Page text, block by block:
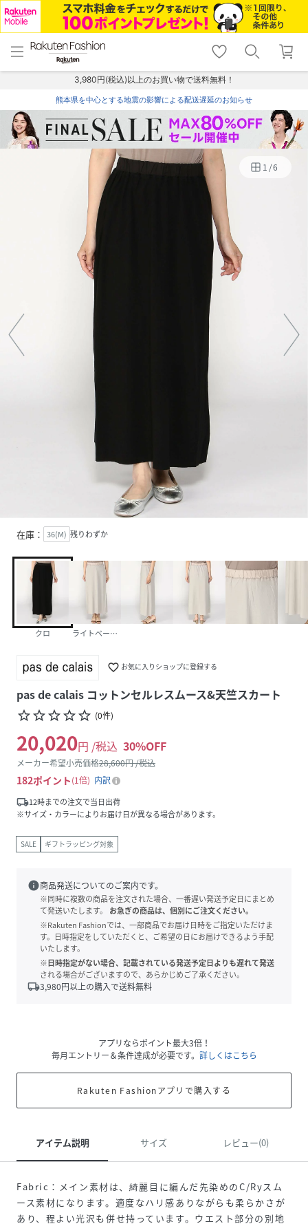
menu home
トップ
shopping_cart lock_outline
ログイン
3,980円(税込)以上のお買い物で送料無料！
熊本県を中心とする地震の影響による配送遅延のお知らせ
1 /6
在庫： 36(M) 残りわずか
クロ ライトベージュ
favorite_border お気に入りショップに登録する
pas de calais コットンセルレスムース&天竺スカート
star_borderstar_borderstar_borderstar_borderstar_border (0件)
20,020円 /税込 30%OFF
メーカー希望小売価格28,600円 /税込
182ポイント 1倍
内訳
local_shipping12時までの注文で当日出荷
※サイズ・カラーによりお届け日が異なる場合があります。
SALE ギフトラッピング対象
info商品発送についてのご案内です。
※同時に複数の商品を注文された場合、一番遅い発送予定日にまとめ
て発送いたします。
お急ぎの商品は、個別にご注文ください。
※Rakuten Fashionでは、一部商品でお届け日時をご指定いただけま
す。日時指定をしていただくと、ご希望の日にお届けできるよう手配
いたします。
※日時指定がない場合、記載されている発送予定日よりも遅れて発送
される場合がございますので、あらかじめご了承ください。
local_shipping3,980円以上の購入で送料無料
アプリならポイント最大3倍！
毎月エントリー＆条件達成が必要です。 詳しくはこちら
Rakuten Fashionアプリで購入する
アイテム説明 サイズ レビュー(0)
Fabric：メイン素材は、綺麗目に編んだ先染めのC/Ryスム
ース素材になります。適度なハリ感ありながらも柔らかさが
あり、程よい光沢も併せ持っています。ウエスト部分の別地